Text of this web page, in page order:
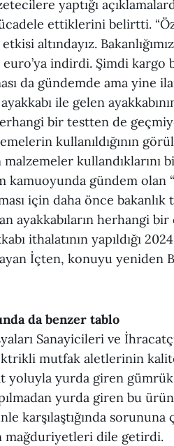
yaptığı
ettiklerini belirtti.
altındayız.
euro’ya indirdi. Şimdi
da gündemde ama yine
ile gelen
bir testten de
kullanıldığının
kullandıklarını
gündem olan
için daha önce bakanlık
ayakkabıların herhangi
ithalatının yapıldığı
İçten, konuyu yeniden
da benzer tablo
Sanayicileri ve
mutfak aletlerinin
yoluyla yurda giren
yurda giren bu
karşılaştığında
mağduriyetleri dile getirdi.